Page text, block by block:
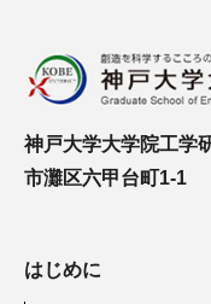
神戸大学大学院工
市灘区六甲台町1-1
はじめに